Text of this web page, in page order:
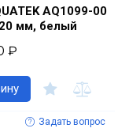
AQ1099-00
мм, белый
₽
Задать вопрос